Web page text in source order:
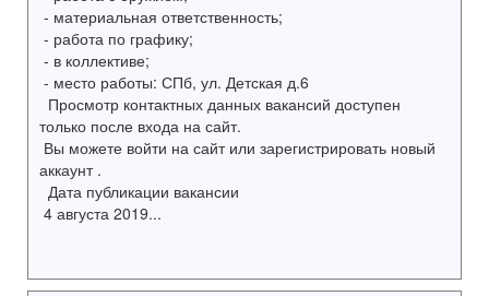
- материальная ответственность;
- работа по графику;
- в коллективе;
- место работы: СПб, ул. Детская д.6
Просмотр контактных данных вакансий доступен
только после входа на сайт.
Вы можете войти на сайт или зарегистрировать новый
аккаунт .
Дата публикации вакансии
4 августа 2019...